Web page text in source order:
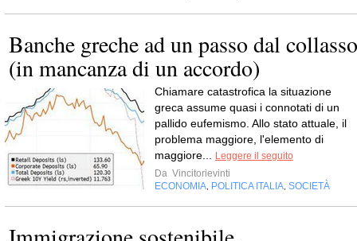
Banche greche ad un passo dal collasso
(in mancanza di un accordo)
Chiamare catastrofica la situazione
greca assume quasi i connotati di un
pallido eufemismo. Allo stato attuale, il
problema maggiore, l'elemento di
maggiore...
Leggere il seguito
Da Vincitorievinti
ECONOMIA POLITICA ITALIA SOCIETÀ